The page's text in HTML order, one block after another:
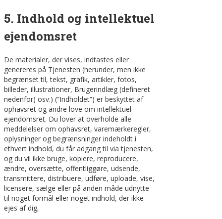
5. Indhold og intellektuel
ejendomsret
De materialer, der vises, indtastes eller
genereres på Tjenesten (herunder, men ikke
begrænset til, tekst, grafik, artikler, fotos,
billeder, illustrationer, Brugerindlæg (defineret
nedenfor) osv.) (“Indholdet”) er beskyttet af
ophavsret og andre love om intellektuel
ejendomsret. Du lover at overholde alle
meddelelser om ophavsret, varemærkeregler,
oplysninger og begrænsninger indeholdt i
ethvert indhold, du får adgang til via tjenesten,
og du vil ikke bruge, kopiere, reproducere,
ændre, oversætte, offentliggøre, udsende,
transmittere, distribuere, udføre, uploade, vise,
licensere, sælge eller på anden måde udnytte
til noget formål eller noget indhold, der ikke
ejes af dig,